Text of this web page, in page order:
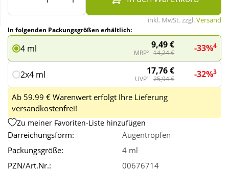
Wellness inkl. MwSt. zzgl.Versand
In folgenden Packungsgrößen erhältlich:
4 ml 9,49 €
MRP² 14,24 € -33%4
2x4 ml 17,76 €
UVP¹ 25,94 € -32%3
Ab 59.99 € Warenwert erfolgt Ihre Lieferung
versandkostenfrei!
Zu meiner Favoriten-Liste hinzufügen
Darreichungsform:
Augentropfen
Packungsgröße:
4 ml
PZN/Art.Nr.:
00676714